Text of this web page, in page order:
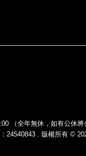
（全年無休，如有公休
24540843 . 版權所有 ©